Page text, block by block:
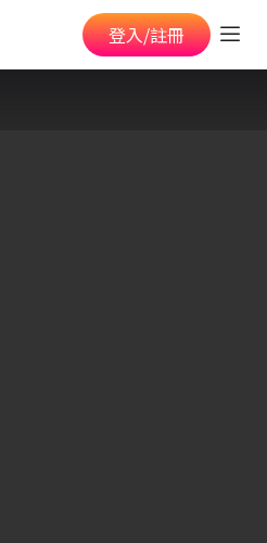
登入/註冊